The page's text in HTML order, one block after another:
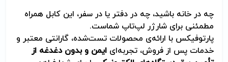
چه در خانه باشید، چه در دفتر یا در سفر، این کابل همراه
مطمئنی برای شارژر لپ‌تاپ شماست.
پارتوفیکس با ارائه‌ی محصولات تست‌شده، گارانتی معتبر و
خدمات پس از فروش، تجربه‌ای ایمن و بدون دغدغه از